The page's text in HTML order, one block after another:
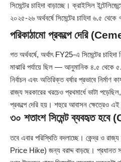
সিমেন্টের চাহিদা বাড়াচ্ছে। ক্রাইসিল
২০২৫-২৬ অর্থবর্ষে সিমেন্টের চাহিদা ৬.৫
পরিকাঠামো প্রকল্পে দেরি
গত অর্থবর্ষে, অর্থাৎ FY25-এ সিমেন্টের চাহিদা
মাঝারি পর্যায়ে ছিল — আনুমানিক ৪.৫ থেকে
নির্বাচন এবং অতিরিক্ত বর্ষার প্রভাবে নির্মাণ
রাজ্য সরকারের খরচেও প্রথমার্ধে ভাটা
প্রকল্পে দেরি হয়। শহুরে আবাসন ক্ষেত্রেও এই
৩০ শতাংশ সিমেন্ট ব্যবহৃত
তবে এবার পরিস্থিতি বদলাচ্ছে। কেন্দ্র ও
Price Hike) জন্য বরাদ্দ বাড়ছে। প্রধানত